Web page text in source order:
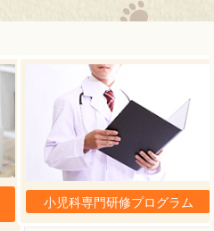
小児科専門研修プログラム